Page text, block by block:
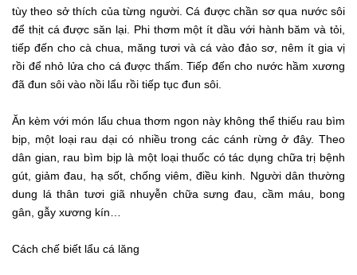
tùy theo sở thích của từng người. Cá được chần sơ qua nước sôi
để thịt cá được săn lại. Phi thơm một ít dầu với hành băm và tỏi,
tiếp đến cho cà chua, măng tươi và cá vào đảo sơ, nêm ít gia vị
rồi để nhỏ lửa cho cá được thấm. Tiếp đến cho nước hầm xương
đã đun sôi vào nồi lẩu rồi tiếp tục đun sôi.
Ăn kèm với món lẩu chua thơm ngon này không thể thiếu rau bìm
bịp, một loại rau dại có nhiều trong các cánh rừng ở đây. Theo
dân gian, rau bìm bịp là một loại thuốc có tác dụng chữa trị bệnh
gút, giảm đau, hạ sốt, chống viêm, điều kinh. Người dân thường
dung lá thân tươi giã nhuyễn chữa sưng đau, cầm máu, bong
gân, gẫy xương kín…
Cách chế biết lẩu cá lăng